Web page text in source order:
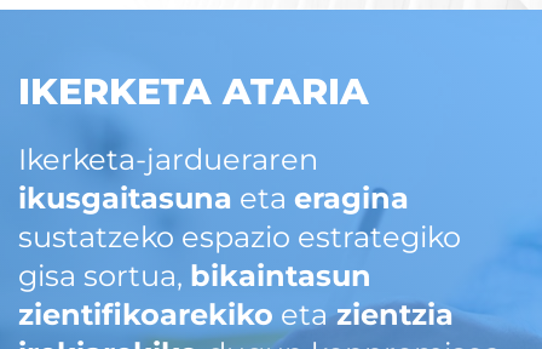
IKERKETA ATARIA
Ikerketa-jardueraren
ikusgaitasuna eta eragina
sustatzeko espazio estrategiko
gisa sortua, bikaintasun
zientifikoarekiko etazientzia